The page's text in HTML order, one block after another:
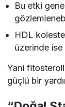
Bu etki
HDL
üzerinde ise
Yani
güçlü bir